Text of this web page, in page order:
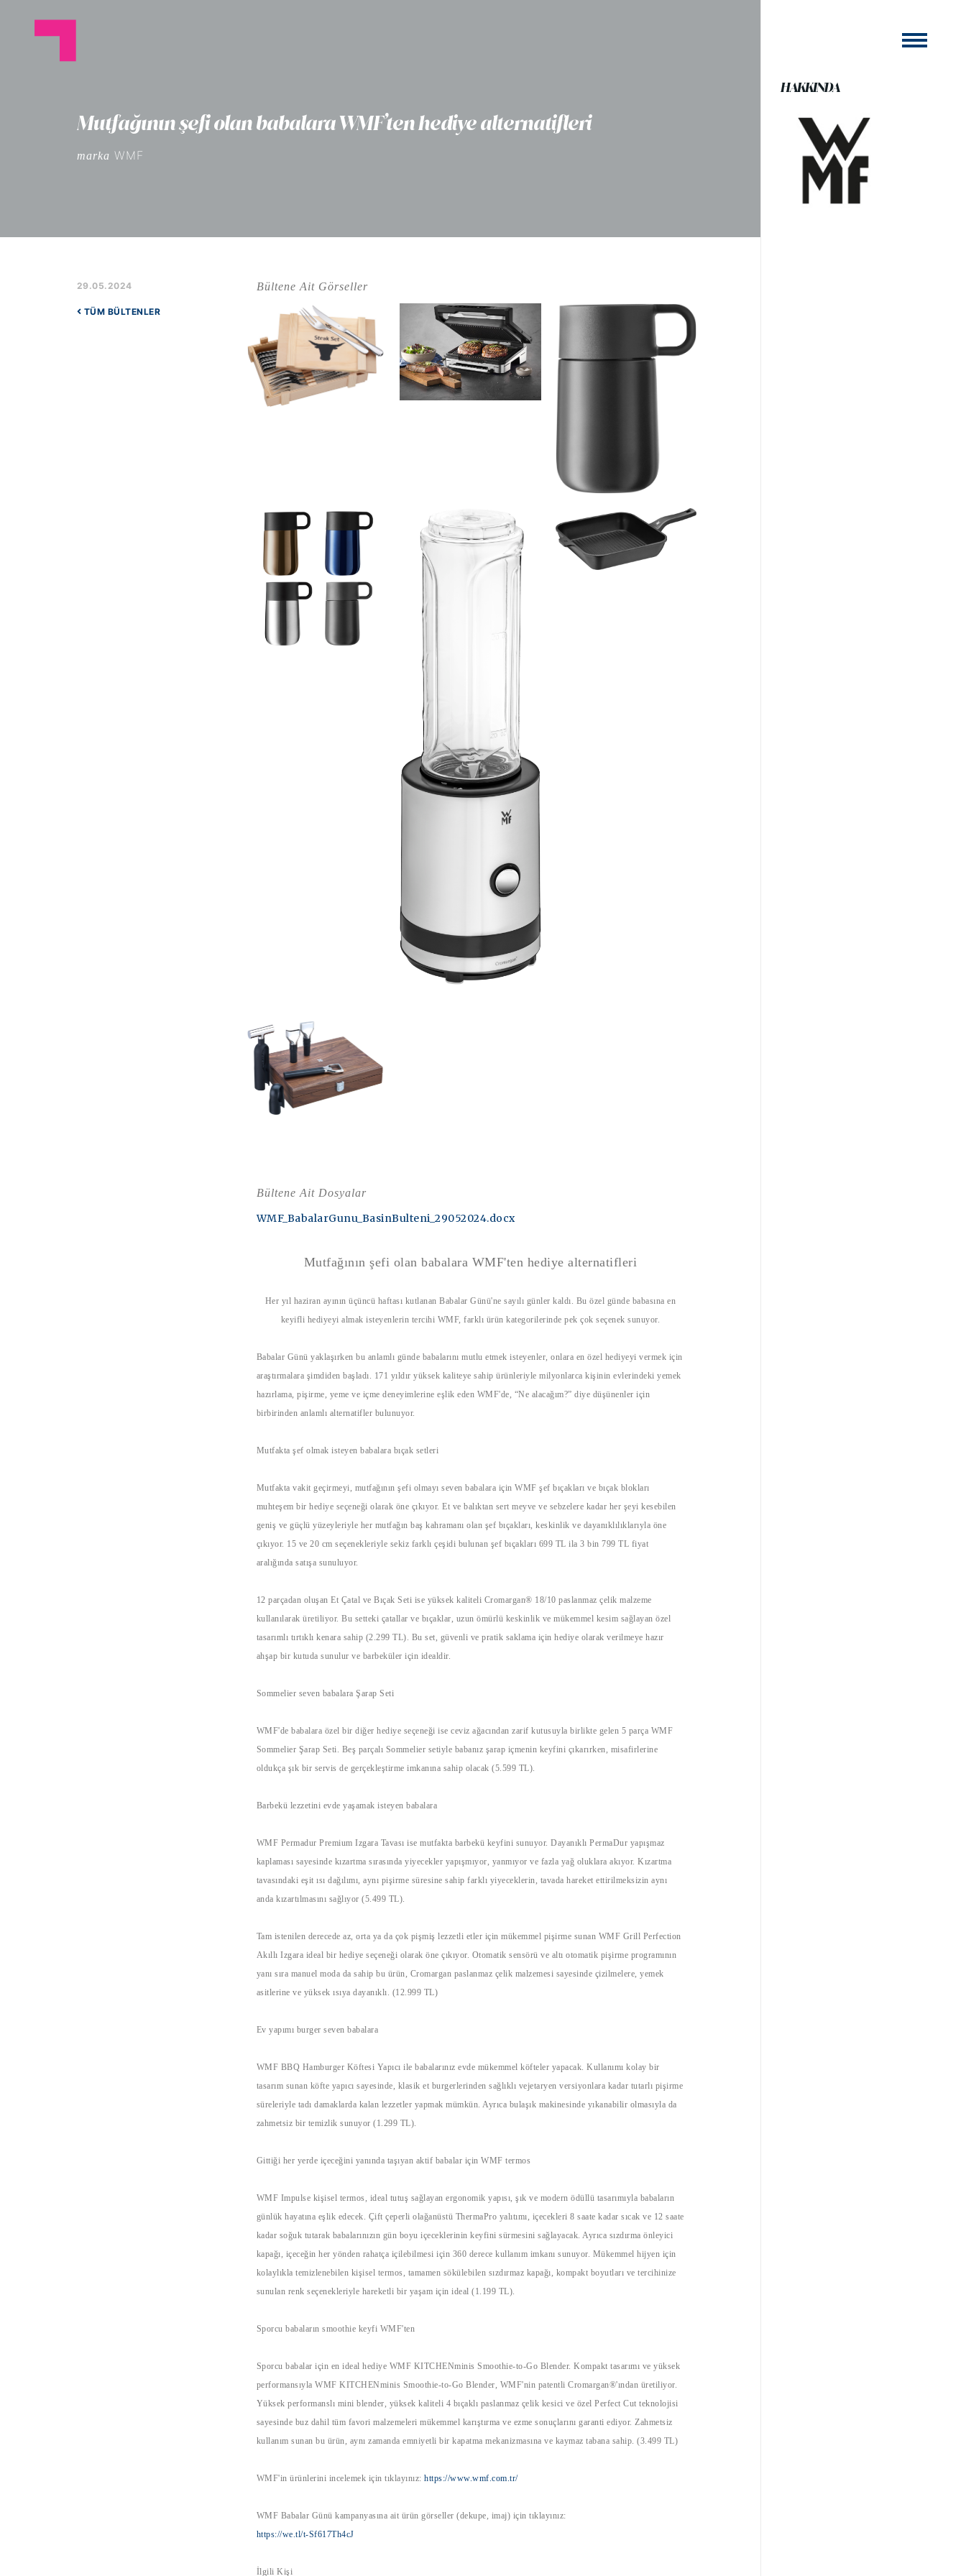
Mutfağının şefi olan babalara WMF’ten hediye alternatifleri
marka WMF
29.05.2024
TÜM BÜLTENLER
Bültene Ait Görseller
Bültene Ait Dosyalar
WMF_BabalarGunu_BasinBulteni_29052024.docx
Mutfağının şefi olan babalara WMF'ten hediye alternatifleri
Her yıl haziran ayının üçüncü haftası kutlanan Babalar Günü'ne sayılı günler kaldı. Bu özel günde babasına en
keyifli hediyeyi almak isteyenlerin tercihi WMF, farklı ürün kategorilerinde pek çok seçenek sunuyor.
Babalar Günü yaklaşırken bu anlamlı günde babalarını mutlu etmek isteyenler, onlara en özel hediyeyi vermek için
araştırmalara şimdiden başladı. 171 yıldır yüksek kaliteye sahip ürünleriyle milyonlarca kişinin evlerindeki yemek
hazırlama, pişirme, yeme ve içme deneyimlerine eşlik eden WMF'de, “Ne alacağım?” diye düşünenler için
birbirinden anlamlı alternatifler bulunuyor.
Mutfakta şef olmak isteyen babalara bıçak setleri
Mutfakta vakit geçirmeyi, mutfağının şefi olmayı seven babalara için WMF şef bıçakları ve bıçak blokları
muhteşem bir hediye seçeneği olarak öne çıkıyor. Et ve balıktan sert meyve ve sebzelere kadar her şeyi kesebilen
geniş ve güçlü yüzeyleriyle her mutfağın baş kahramanı olan şef bıçakları, keskinlik ve dayanıklılıklarıyla öne
çıkıyor. 15 ve 20 cm seçenekleriyle sekiz farklı çeşidi bulunan şef bıçakları 699 TL ila 3 bin 799 TL fiyat
aralığında satışa sunuluyor.
12 parçadan oluşan Et Çatal ve Bıçak Seti ise yüksek kaliteli Cromargan® 18/10 paslanmaz çelik malzeme
kullanılarak üretiliyor. Bu setteki çatallar ve bıçaklar, uzun ömürlü keskinlik ve mükemmel kesim sağlayan özel
tasarımlı tırtıklı kenara sahip (2.299 TL). Bu set, güvenli ve pratik saklama için hediye olarak verilmeye hazır
ahşap bir kutuda sunulur ve barbeküler için idealdir.
Sommelier seven babalara Şarap Seti
WMF'de babalara özel bir diğer hediye seçeneği ise ceviz ağacından zarif kutusuyla birlikte gelen 5 parça WMF
Sommelier Şarap Seti. Beş parçalı Sommelier setiyle babanız şarap içmenin keyfini çıkarırken, misafirlerine
oldukça şık bir servis de gerçekleştirme imkanına sahip olacak (5.599 TL).
Barbekü lezzetini evde yaşamak isteyen babalara
WMF Permadur Premium Izgara Tavası ise mutfakta barbekü keyfini sunuyor. Dayanıklı PermaDur yapışmaz
kaplaması sayesinde kızartma sırasında yiyecekler yapışmıyor, yanmıyor ve fazla yağ oluklara akıyor. Kızartma
tavasındaki eşit ısı dağılımı, aynı pişirme süresine sahip farklı yiyeceklerin, tavada hareket ettirilmeksizin aynı
anda kızartılmasını sağlıyor (5.499 TL).
Tam istenilen derecede az, orta ya da çok pişmiş lezzetli etler için mükemmel pişirme sunan WMF Grill Perfection
Akıllı Izgara ideal bir hediye seçeneği olarak öne çıkıyor. Otomatik sensörü ve altı otomatik pişirme programının
yanı sıra manuel moda da sahip bu ürün, Cromargan paslanmaz çelik malzemesi sayesinde çizilmelere, yemek
asitlerine ve yüksek ısıya dayanıklı. (12.999 TL)
Ev yapımı burger seven babalara
WMF BBQ Hamburger Köftesi Yapıcı ile babalarınız evde mükemmel köfteler yapacak. Kullanımı kolay bir
tasarım sunan köfte yapıcı sayesinde, klasik et burgerlerinden sağlıklı vejetaryen versiyonlara kadar tutarlı pişirme
süreleriyle tadı damaklarda kalan lezzetler yapmak mümkün. Ayrıca bulaşık makinesinde yıkanabilir olmasıyla da
zahmetsiz bir temizlik sunuyor (1.299 TL).
Gittiği her yerde içeceğini yanında taşıyan aktif babalar için WMF termos
WMF Impulse kişisel termos, ideal tutuş sağlayan ergonomik yapısı, şık ve modern ödüllü tasarımıyla babaların
günlük hayatına eşlik edecek. Çift çeperli olağanüstü ThermaPro yalıtımı, içecekleri 8 saate kadar sıcak ve 12 saate
kadar soğuk tutarak babalarınızın gün boyu içeceklerinin keyfini sürmesini sağlayacak. Ayrıca sızdırma önleyici
kapağı, içeceğin her yönden rahatça içilebilmesi için 360 derece kullanım imkanı sunuyor. Mükemmel hijyen için
kolaylıkla temizlenebilen kişisel termos, tamamen sökülebilen sızdırmaz kapağı, kompakt boyutları ve tercihinize
sunulan renk seçenekleriyle hareketli bir yaşam için ideal (1.199 TL).
Sporcu babaların smoothie keyfi WMF'ten
Sporcu babalar için en ideal hediye WMF KITCHENminis Smoothie-to-Go Blender. Kompakt tasarımı ve yüksek
performansıyla WMF KITCHENminis Smoothie-to-Go Blender, WMF'nin patentli Cromargan®'ından üretiliyor.
Yüksek performanslı mini blender, yüksek kaliteli 4 bıçaklı paslanmaz çelik kesici ve özel Perfect Cut teknolojisi
sayesinde buz dahil tüm favori malzemeleri mükemmel karıştırma ve ezme sonuçlarını garanti ediyor. Zahmetsiz
kullanım sunan bu ürün, aynı zamanda emniyetli bir kapatma mekanizmasına ve kaymaz tabana sahip. (3.499 TL)
WMF'in ürünlerini incelemek için tıklayınız: https://www.wmf.com.tr/
WMF Babalar Günü kampanyasına ait ürün görseller (dekupe, imaj) için tıklayınız:
https://we.tl/t-Sf617Th4cJ
İlgili Kişi
HAKKINDA